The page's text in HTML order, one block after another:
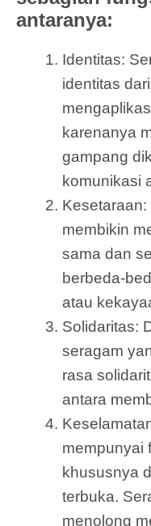
antaranya:
Identitas:
identitas
karenanya
gampang
komunikasi
membikin
sama dan
berbeda-
atau
Solidaritas:
seragam
rasa
antara
mempunyai
khususnya
terbuka.
menolong